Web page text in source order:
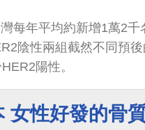
每年平均約新增1萬2
陰性兩組截然不同預後
陽性。
女性好發的骨